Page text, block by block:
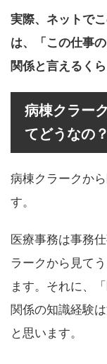
実際、ネットで
は、「この仕事
関係と言えるく
病棟クラー
てどうなの？
病棟クラークか
す。
医療事務は事務
ラークから見て
ます。それに、
関係の知識経験
と思います。